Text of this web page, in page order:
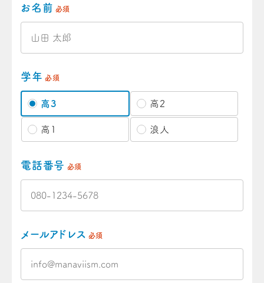
お名前 必須
学年 必須
高3 高2
高1 浪人
電話番号 必須
メールアドレス 必須